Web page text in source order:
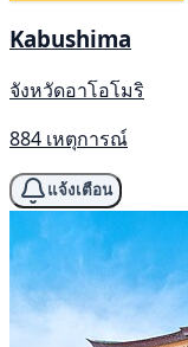
Kabushima
จังหวัดอาโอโมริ
884 เหตุการณ์
แจ้งเตือน